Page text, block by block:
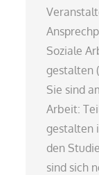
Soziale
gestalten
Sie sind
Arbeit:
gestalten
den
sind sich